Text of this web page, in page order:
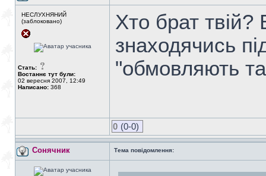
НЕСЛУХНЯНИЙ
(заблоковано)
Стать:
Востаннє тут були:
02 вересня 2007, 12:49
Написано: 368
Хто брат твій?
знаходячись
"обмовляють
0 (0-0)
Сонячник Тема повідомлення: